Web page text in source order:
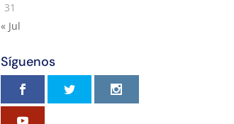
31
« Jul
Síguenos